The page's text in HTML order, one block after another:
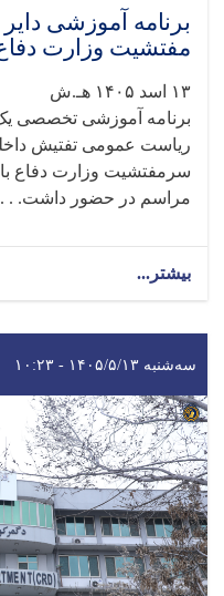
برنامه آموزشی
مفتشیت وزارت دفاع
۱۳ اسد ۱۴۰۵ هـ.ش
برنامه آموزشی تخصصی
ریاست عمومی تفتیش
سرمفتشیت وزارت دفاع با
مراسم در حضور داشت. . .
بیشتر...
سه‌شنبه ۱۴۰۵/۵/۱۳ - ۱۰:۲۳